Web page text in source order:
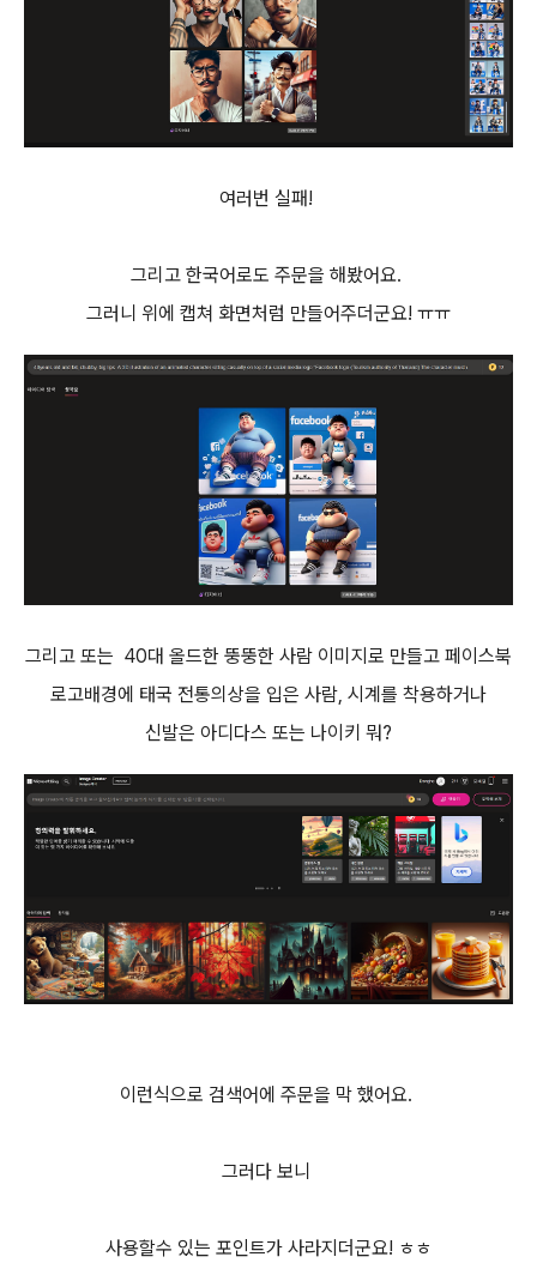
여러번 실패!
그리고 한국어로도 주문을 해봤어요.
그러니 위에 캡쳐 화면처럼 만들어주더군요! ㅠㅠ
그리고 또는 40대 올드한 뚱뚱한 사람 이미지로 만들고 페이스북
로고배경에 태국 전통의상을 입은 사람, 시계를 착용하거나
신발은 아디다스 또는 나이키 뭐?
이런식으로 검색어에 주문을 막 했어요.
그러다 보니
사용할수 있는 포인트가 사라지더군요! ㅎㅎ